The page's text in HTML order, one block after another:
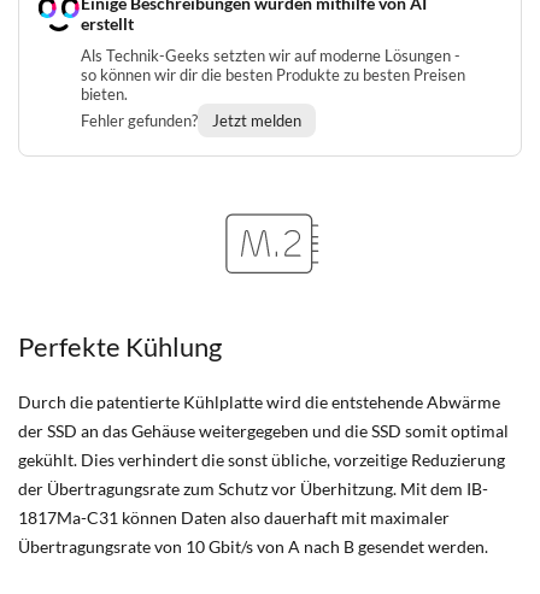
erstellt
Als Technik-Geeks setzten wir auf moderne Lösungen -
so können wir dir die besten Produkte zu besten Preisen
bieten.
Fehler gefunden?
Jetzt melden
Perfekte Kühlung
Durch die patentierte Kühlplatte wird die entstehende Abwärme
der SSD an das Gehäuse weitergegeben und die SSD somit optimal
gekühlt. Dies verhindert die sonst übliche, vorzeitige Reduzierung
der Übertragungsrate zum Schutz vor Überhitzung. Mit dem IB-
1817Ma-C31 können Daten also dauerhaft mit maximaler
Übertragungsrate von 10 Gbit/s von A nach B gesendet werden.